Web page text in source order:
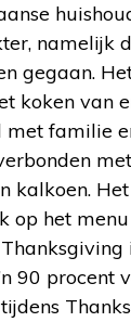
namelijk
gegaan.
koken van
familie
kalkoen.
op het
90 procent